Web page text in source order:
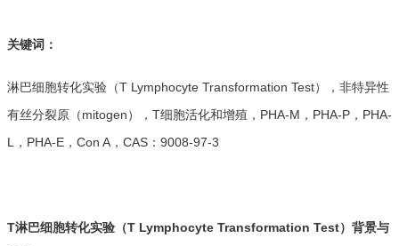
关键词：
淋巴细胞转化实验（T Lymphocyte Transformation Test），非特异性
有丝分裂原（mitogen），T细胞活化和增殖，PHA-M，PHA-P，PHA-
L，PHA-E，Con A，CAS：9008-97-3
T淋巴细胞转化实验（T Lymphocyte Transformation Test）背景与